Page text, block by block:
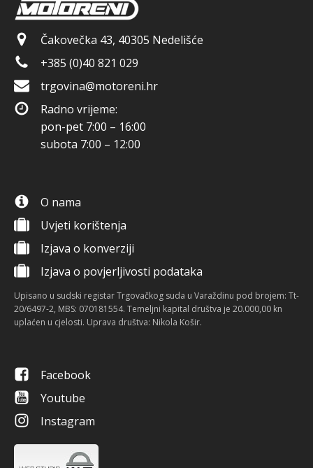
Čakovečka 43, 40305 Nedelišće
+385 (0)40 821 029
trgovina@motoreni.hr
Radno vrijeme:
pon-pet 7:00 – 16:00
subota 7:00 – 12:00
O nama
Uvjeti korištenja
Izjava o konverziji
Izjava o povjerljivosti podataka
Upisano u sudski registar Trgovačkog suda u Varaždinu pod brojem: Tt-
20/6497-2, MBS: 070181554. Temeljni kapital društva je 20.000,00 kn
uplaćen u cjelosti. Uprava društva: Nikola Košir.
Facebook
Youtube
Instagram